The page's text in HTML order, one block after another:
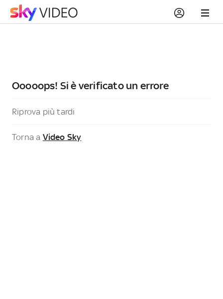
Ooooops! Si è verificato un errore
Riprova più tardi
Torna a Video Sky